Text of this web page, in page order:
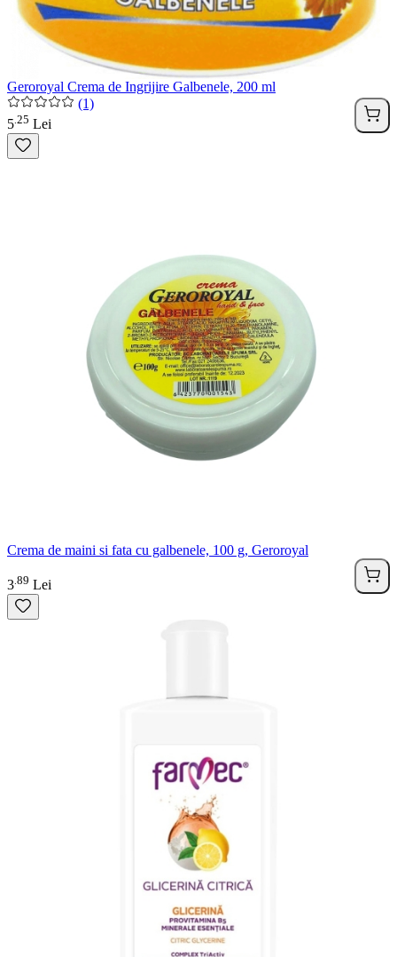
Geroroyal Crema de Ingrijire Galbenele, 200 ml
(1)
5 25 Lei
Crema de maini si fata cu galbenele, 100 g, Geroroyal
3 89 Lei